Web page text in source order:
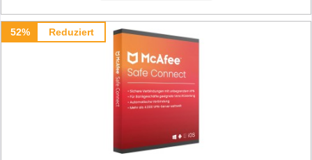
52% Reduziert